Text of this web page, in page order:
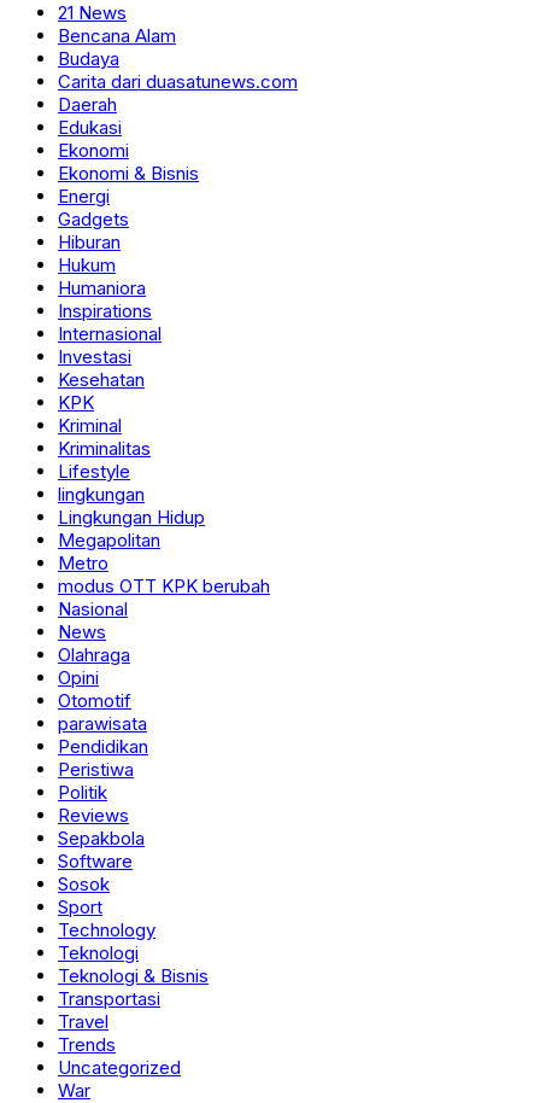
21 News
Bencana Alam
Budaya
Carita dari duasatunews.com
Daerah
Edukasi
Ekonomi
Ekonomi & Bisnis
Energi
Gadgets
Hiburan
Hukum
Humaniora
Inspirations
Internasional
Investasi
Kesehatan
KPK
Kriminal
Kriminalitas
Lifestyle
lingkungan
Lingkungan Hidup
Megapolitan
Metro
modus OTT KPK berubah
Nasional
News
Olahraga
Opini
Otomotif
parawisata
Pendidikan
Peristiwa
Politik
Reviews
Sepakbola
Software
Sosok
Sport
Technology
Teknologi
Teknologi & Bisnis
Transportasi
Travel
Trends
Uncategorized
War